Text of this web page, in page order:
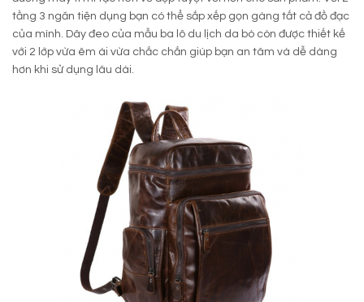
tầng 3 ngăn tiện dụng bạn có thể sắp xếp gọn gàng tất cả đồ đạc
của mình. Dây đeo của mẫu ba lô du lịch da bò còn được thiết kế
với 2 lớp vừa êm ái vừa chắc chắn giúp bạn an tâm và dễ dàng
hơn khi sử dụng lâu dài.